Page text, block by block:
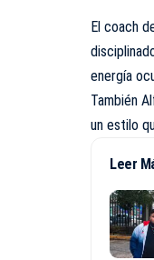
El coach
energía
También
un estilo
Leer